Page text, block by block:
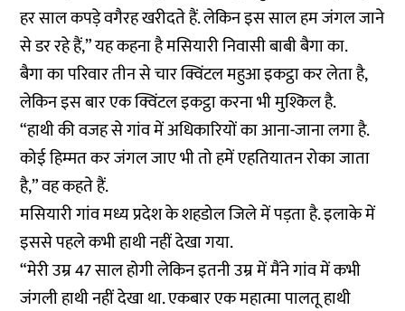
हर साल कपड़े वगैरह खरीदते हैं. लेकिन इस साल हम जंगल जाने
से डर रहे हैं,” यह कहना है मसियारी निवासी बाबी बैगा का.
बैगा का परिवार तीन से चार क्विंटल महुआ इकट्ठा कर लेता है,
लेकिन इस बार एक क्विंटल इकट्ठा करना भी मुश्किल है.
“हाथी की वजह से गांव में अधिकारियों का आना-जाना लगा है.
कोई हिम्मत कर जंगल जाए भी तो हमें एहतियातन रोका जाता
है,” वह कहते हैं.
मसियारी गांव मध्य प्रदेश के शहडोल जिले में पड़ता है. इलाके में
इससे पहले कभी हाथी नहीं देखा गया.
“मेरी उम्र 47 साल होगी लेकिन इतनी उम्र में मैंने गांव में कभी
जंगली हाथी नहीं देखा था. एकबार एक महात्मा पालतू हाथी